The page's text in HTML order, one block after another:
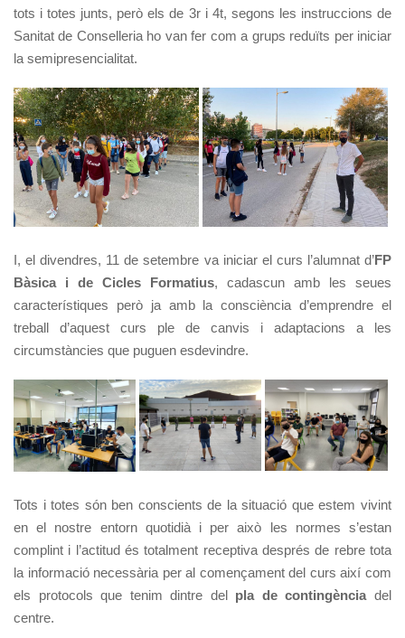
tots i totes junts, però els de 3r i 4t, segons les instruccions de
Sanitat de Conselleria ho van fer com a grups reduïts per iniciar
la semipresencialitat.
I, el divendres, 11 de setembre va iniciar el curs l’alumnat d’FP
Bàsica i de Cicles Formatius, cadascun amb les seues
característiques però ja amb la consciència d’emprendre el
treball d’aquest curs ple de canvis i adaptacions a les
circumstàncies que puguen esdevindre.
Tots i totes són ben conscients de la situació que estem vivint
en el nostre entorn quotidià i per això les normes s’estan
complint i l’actitud és totalment receptiva després de rebre tota
la informació necessària per al començament del curs així com
els protocols que tenim dintre del pla de contingència del
centre.